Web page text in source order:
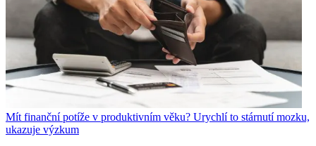
Mít finanční potíže v produktivním věku? Urychlí to stárnutí mozku,
ukazuje výzkum